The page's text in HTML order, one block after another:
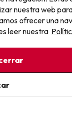
de
variada que
y deliciosos
rápidas y
nuestra web
ofrecer una
leer nuestra